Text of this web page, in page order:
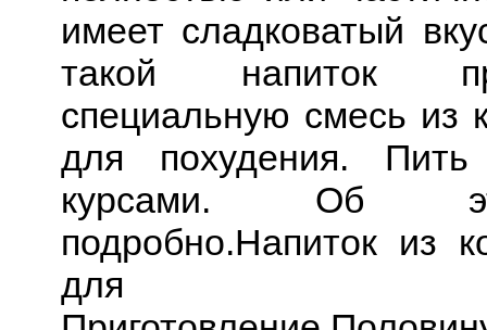
имеет сладковатый
такой напиток
специальную смесь из
для похудения.
курсами. Об
подробно.Напиток из
для